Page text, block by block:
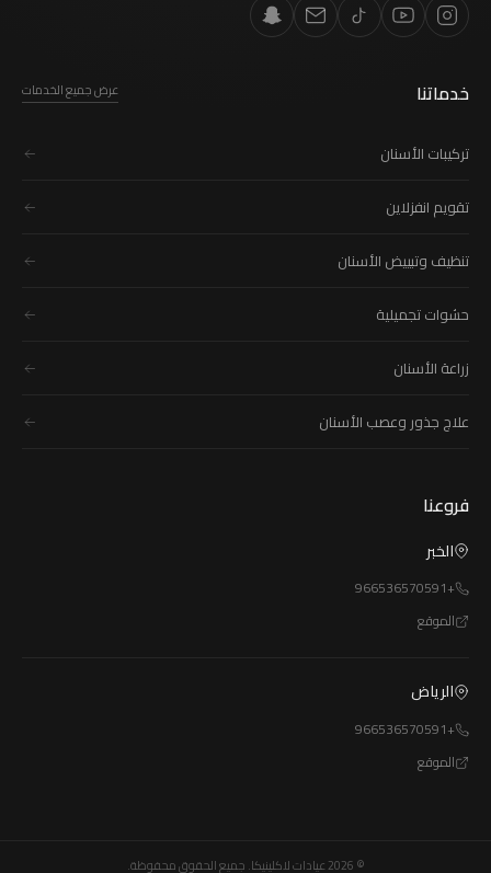
خدماتنا عرض جميع الخدمات
تركيبات الأسنان
تقويم انفزلاين
تنظيف وتبييض الأسنان
حشوات تجميلية
زراعة الأسنان
علاج جذور وعصب الأسنان
فروعنا
الخبر
+966536570591
الموقع
الرياض
+966536570591
الموقع
© 2026 عيادات لاكلينيكا. جميع الحقوق محفوظة.